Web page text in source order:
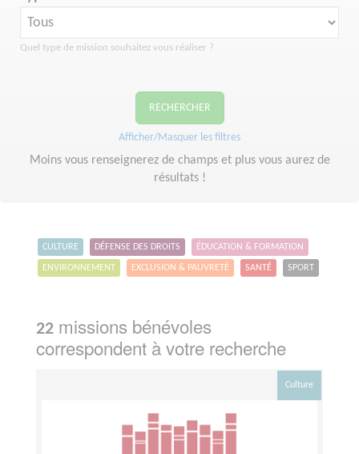
Quel type de mission souhaitez vous réaliser ?
RECHERCHER
Afficher/Masquer les filtres
Moins vous renseignerez de champs et plus vous aurez de
résultats !
CULTURE DÉFENSE DES DROITS ÉDUCATION & FORMATION
ENVIRONNEMENT EXCLUSION & PAUVRETÉ SANTÉ SPORT
22 missions bénévoles
correspondent à votre recherche
Culture